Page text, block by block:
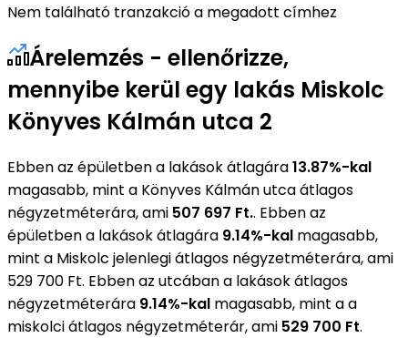
Nem található tranzakció a megadott címhez
Árelemzés - ellenőrizze,
mennyibe kerül egy lakás Miskolc
Könyves Kálmán utca 2
Ebben az épületben a lakások átlagára13.87%-kal
magasabb, mint a Könyves Kálmán utca átlagos
négyzetméterára, ami 507 697 Ft.. Ebben az
épületben a lakások átlagára 9.14%-kal magasabb,
mint a Miskolc jelenlegi átlagos négyzetméterára, ami
529 700 Ft. Ebben az utcában a lakások átlagos
négyzetméterára 9.14%-kal magasabb, mint a a
miskolci átlagos négyzetméterár, ami 529 700 Ft.